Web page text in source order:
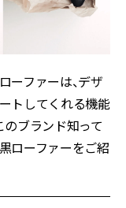
ーファーは、デザ
トしてくれる機能
ブランド知って
ローファーをご紹